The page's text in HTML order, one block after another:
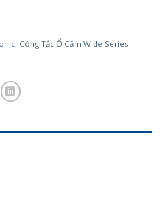
, Công Tắc Ổ Cắm Wide Series